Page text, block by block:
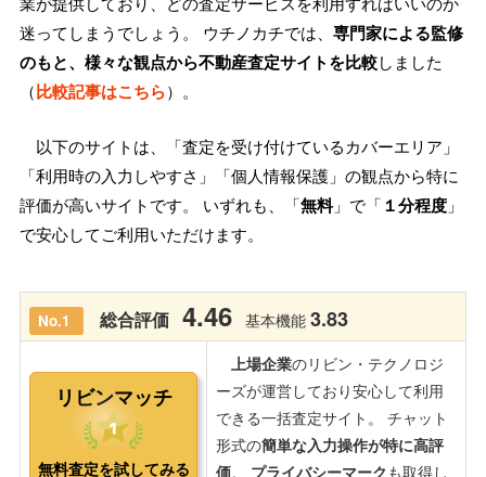
迷ってしまうでしょう。 ウチノカチでは、 専門家による監修
のもと、様々な観点から不動産査定サイトを比較しました
（比較記事はこちら）。
以下のサイトは、「査定を受け付けているカバーエリア」
「利用時の入力しやすさ」「個人情報保護」の観点から特に
評価が高いサイトです。 いずれも、「無料」で「 １分程度 」
で安心してご利用いただけます。